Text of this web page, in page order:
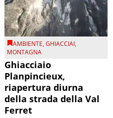
AMBIENTE,GHIACCIAI,
MONTAGNA
Ghiacciaio
Planpincieux,
riapertura diurna
della strada della Val
Ferret